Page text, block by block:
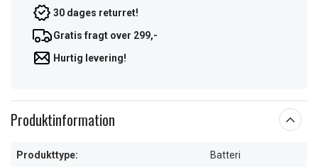
30 dages returret!
Gratis fragt over 299,-
Hurtig levering!
Produktinformation
Produkttype: Batteri